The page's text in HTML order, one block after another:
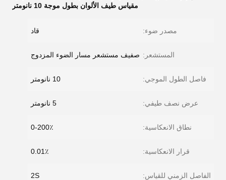
مقياس طيف الألوان بطول موجة 10 نانومتر
مصدر ضوء: قاد
المستشعر: صفيف مستشعر مسار الضوء المزدوج
فاصل الطول الموجي: 10 نانومتر
عرض نصف طيفي: 5 نانومتر
نطاق الانعكاسية: 0-200٪
قرار الانعكاسية: 0.01٪
الفاصل الزمني للقياس: 2S